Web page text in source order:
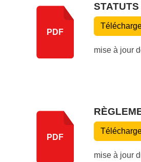
PDF
mise à jour
PDF
mise à jour